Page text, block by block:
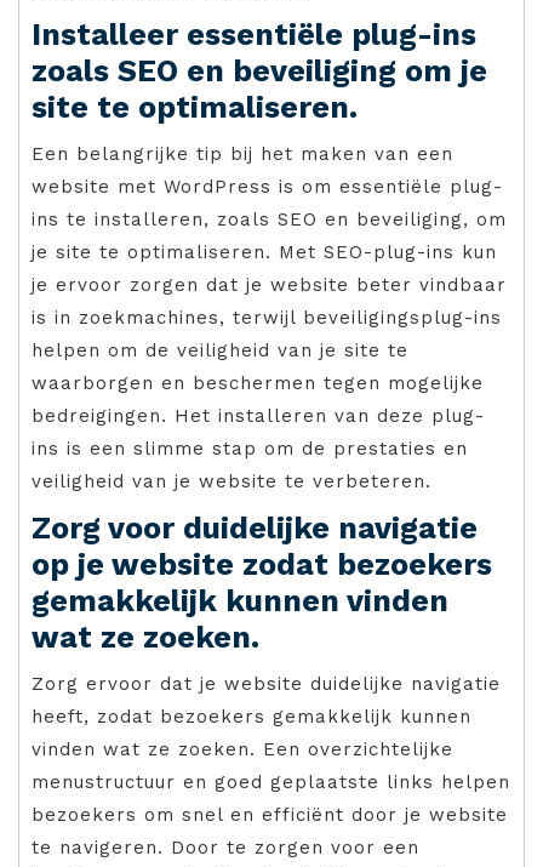
Installeer essentiële plug-ins
zoals SEO en beveiliging om je
site te optimaliseren.
Een belangrijke tip bij het maken van een
website met WordPress is om essentiële plug-
ins te installeren, zoals SEO en beveiliging, om
je site te optimaliseren. Met SEO-plug-ins kun
je ervoor zorgen dat je website beter vindbaar
is in zoekmachines, terwijl beveiligingsplug-ins
helpen om de veiligheid van je site te
waarborgen en beschermen tegen mogelijke
bedreigingen. Het installeren van deze plug-
ins is een slimme stap om de prestaties en
veiligheid van je website te verbeteren.
Zorg voor duidelijke navigatie
op je website zodat bezoekers
gemakkelijk kunnen vinden
wat ze zoeken.
Zorg ervoor dat je website duidelijke navigatie
heeft, zodat bezoekers gemakkelijk kunnen
vinden wat ze zoeken. Een overzichtelijke
menustructuur en goed geplaatste links helpen
bezoekers om snel en efficiënt door je website
te navigeren. Door te zorgen voor een